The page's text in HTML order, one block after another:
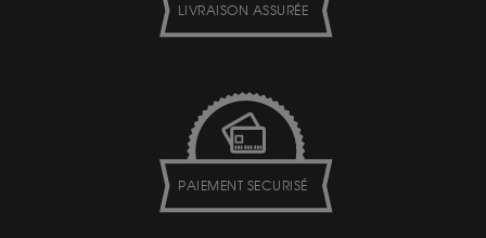
LIVRAISON ASSURÉE
PAIEMENT SECURISÉ